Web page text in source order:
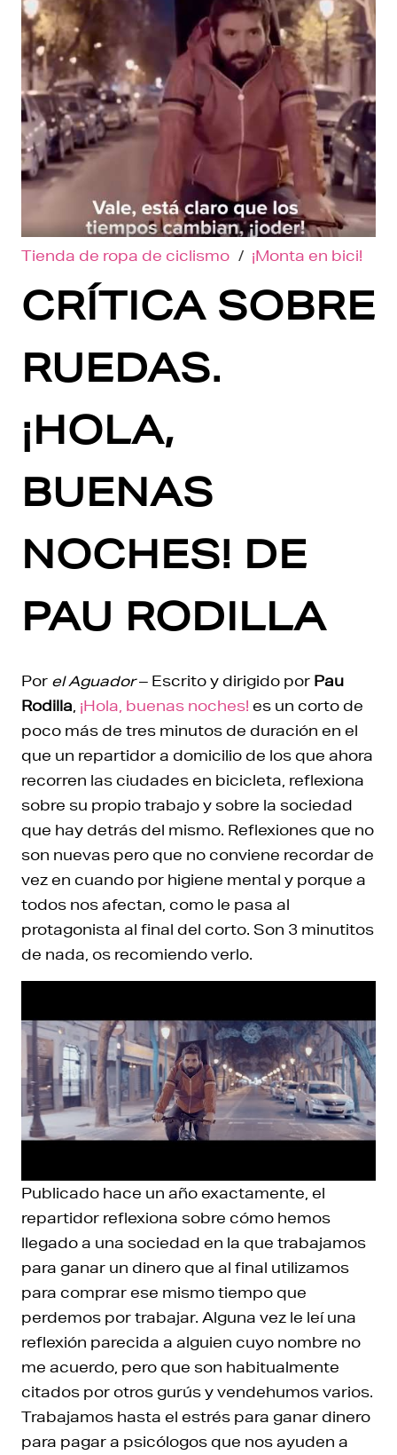
Tienda de ropa de ciclismo / ¡Monta en bici!
CRÍTICA SOBRE
RUEDAS.
¡HOLA,
BUENAS
NOCHES! DE
PAU RODILLA
Por el Aguador– Escrito y dirigido por Pau
Rodilla ¡Hola, buenas noches! es un corto de
poco más de tres minutos de duración en el
que un repartidor a domicilio de los que ahora
recorren las ciudades en bicicleta, reflexiona
sobre su propio trabajo y sobre la sociedad
que hay detrás del mismo. Reflexiones que no
son nuevas pero que no conviene recordar de
vez en cuando por higiene mental y porque a
todos nos afectan, como le pasa al
protagonista al final del corto. Son 3 minutitos
de nada, os recomiendo verlo.
Publicado hace un año exactamente, el
repartidor reflexiona sobre cómo hemos
llegado a una sociedad en la que trabajamos
para ganar un dinero que al final utilizamos
para comprar ese mismo tiempo que
perdemos por trabajar. Alguna vez le leí una
reflexión parecida a alguien cuyo nombre no
me acuerdo, pero que son habitualmente
citados por otros gurús y vendehumos varios.
Trabajamos hasta el estrés para ganar dinero
para pagar a psicólogos que nos ayuden a